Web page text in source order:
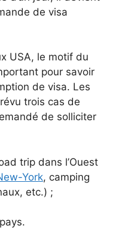
de visa
USA, le motif du
pour savoir
de visa. Les
trois cas de
de solliciter
trip dans l’Ouest
York, camping
etc.) ;